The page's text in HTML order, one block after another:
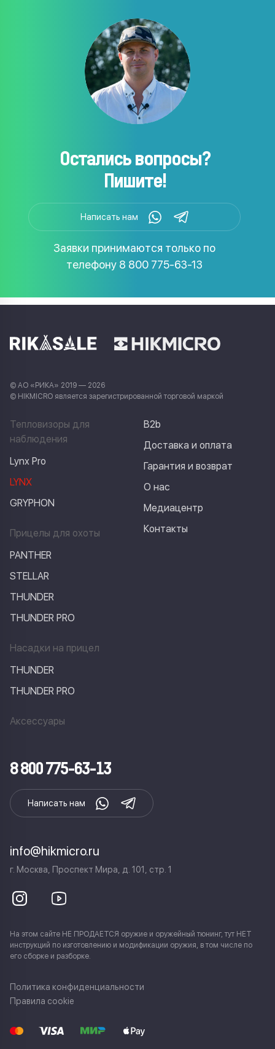
Остались вопросы?
Пишите!
Написать нам
Заявки принимаются только по
телефону 8 800 775-63-13
© АО «РИКА» 2019 — 2026
© HIKMICRO является зарегистрированной торговой маркой
Тепловизоры для
наблюдения
Lynx Pro
LYNX
GRYPHON
Прицелы для охоты
PANTHER
STELLAR
THUNDER
THUNDER PRO
Насадки на прицел
THUNDER
THUNDER PRO
Аксессуары
B2b
Доставка и оплата
Гарантия и возврат
О нас
Медиацентр
Контакты
8 800 775-63-13
Написать нам
info@hikmicro.ru
г. Москва, Проспект Мира, д. 101, стр. 1
Политика конфиденциальности
Правила cookie
На этом сайте НЕ ПРОДАЕТСЯ оружие и оружейный тюнинг, тут НЕТ
инструкций по изготовлению и модификации оружия, в том числе по
его сборке и разборке.